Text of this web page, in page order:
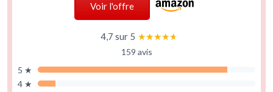
Voir l'offre
4,7 sur 5 ★★★★★
★★★★★
159 avis
5 ★
4 ★